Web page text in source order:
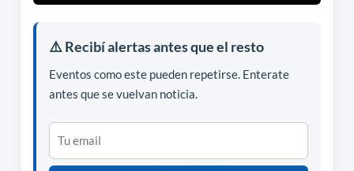
⚠️ Recibí alertas antes que el resto
Eventos como este pueden repetirse. Enterate
antes que se vuelvan noticia.